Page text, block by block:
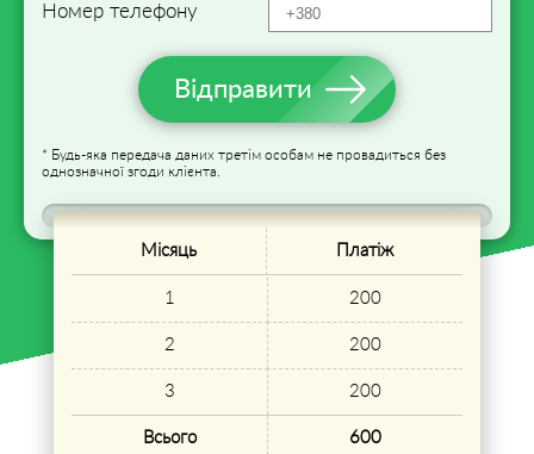
Номер телефону
Відправити
* Будь-яка передача даних третім особам не провадиться без
однозначної згоди клієнта.
Місяць Платіж
Всього 600
1 200
2 200
3 200